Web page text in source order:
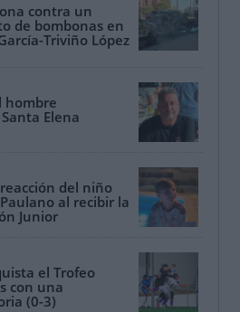
contra un
de bombonas en
Triviño López
hombre
Elena
del niño
al recibir la
Junior
el Trofeo
con una
(0-3)